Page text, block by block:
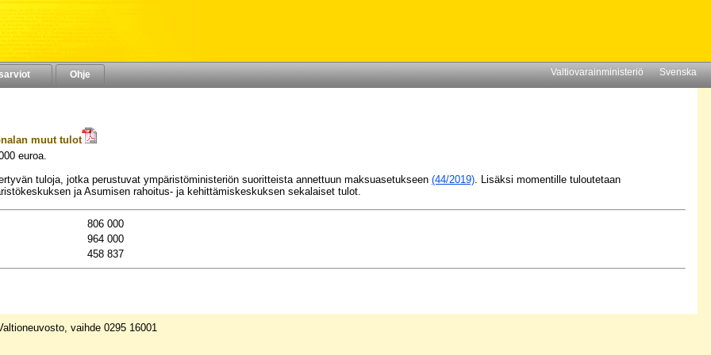
Ohje Valtiovarainministeriö Svenska
2024
muut tulot
euroa.
tuloja, jotka perustuvat ympäristöministeriön suoritteista annettuun maksuasetukseen (44/2019). Lisäksi momentille tuloutetaan
ja Asumisen rahoitus- ja kehittämiskeskuksen sekalaiset tulot.
806 000
964 000
458 837
vaihde 0295 16001